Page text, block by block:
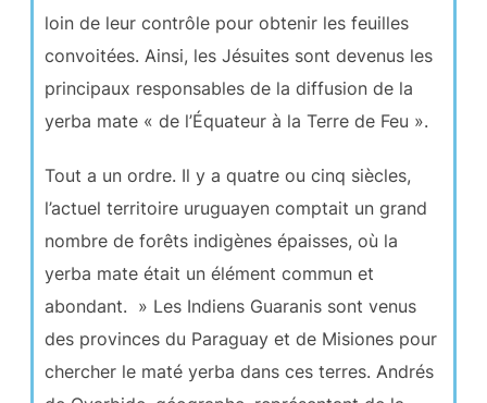
loin de leur contrôle pour obtenir les feuilles
convoitées. Ainsi, les Jésuites sont devenus les
principaux responsables de la diffusion de la
yerba mate « de l’Équateur à la Terre de Feu ».
Tout a un ordre. Il y a quatre ou cinq siècles,
l’actuel territoire uruguayen comptait un grand
nombre de forêts indigènes épaisses, où la
yerba mate était un élément commun et
abondant. » Les Indiens Guaranis sont venus
des provinces du Paraguay et de Misiones pour
chercher le maté yerba dans ces terres. Andrés